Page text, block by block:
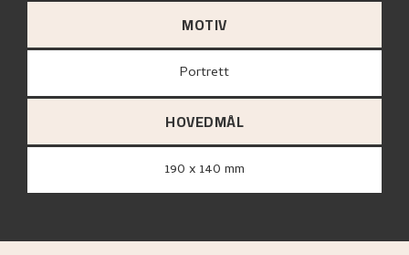
MOTIV
Portrett
HOVEDMÅL
190 x 140 mm